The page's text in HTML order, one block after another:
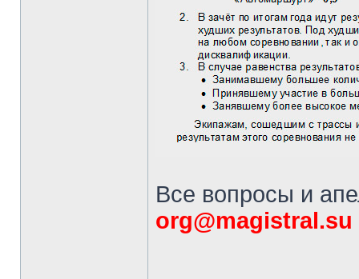
Все вопросы и
org@magistral.su